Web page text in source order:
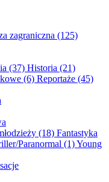
zagraniczna (125)
(37) Historia (21)
(6) Reportaże (45)
(18) Fantastyka
Paranormal (1)Young